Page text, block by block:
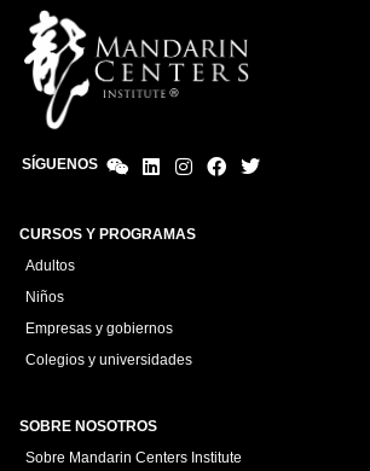
SÍGUENOS
CURSOS Y PROGRAMAS
Adultos
Niños
Empresas y gobiernos
Colegios y universidades
SOBRE NOSOTROS
Sobre Mandarin Centers Institute